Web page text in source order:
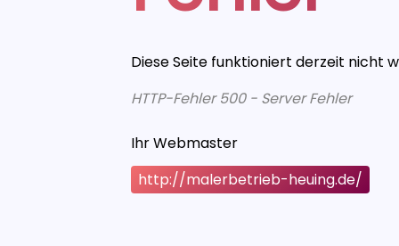
Diese Seite funktioniert derzeit nicht
HTTP-Fehler 500 - Server Fehler
Ihr Webmaster
http://malerbetrieb-heuing.de/